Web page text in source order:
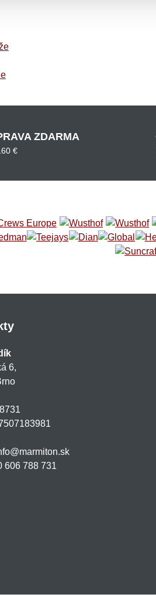
ZDARMA
€
6,
606 788 731